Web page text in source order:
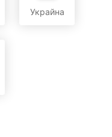
Украйна